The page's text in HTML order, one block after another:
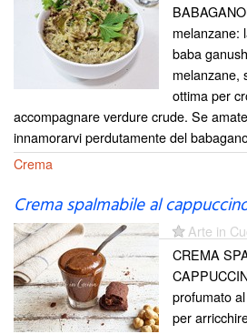
melanzane:
baba
melanzane,
ottima per
accompagnare verdure crude. Se
innamorarvi perdutamente del
Crema
Crema spalmabile al
Arte in
CREMA
profumato
per